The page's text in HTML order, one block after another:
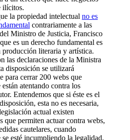
ilícitos.
la propiedad intelectual no es
contrariamente a las
Ministro de Justicia, Francisco
es un derecho fundamental es
producción literaria y artística.
las declaraciones de la Ministra
disposición se utilizará
para cerrar 200 webs que
están atentando contra los
Entendemos que si éste es el
esta no es necesaria,
actual existen
que permiten actuar contra webs,
cautelares, cuando
se esté incumpliendo la legalidad.